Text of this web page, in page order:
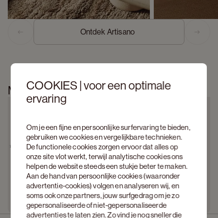
COOKIES | voor een optimale
ervaring
Om je een fijne en persoonlijke surfervaring te bieden,
gebruiken we cookies en vergelijkbare technieken.
De functionele cookies zorgen ervoor dat alles op
onze site vlot werkt, terwijl analytische cookies ons
helpen de website steeds een stukje beter te maken.
Aan de hand van persoonlijke cookies (waaronder
advertentie-cookies) volgen en analyseren wij, en
soms ook onze partners, jouw surfgedrag om je zo
gepersonaliseerde of niet-gepersonaliseerde
advertenties te laten zien. Zo vind je nog sneller die
Ontdek Artisano
Meer informatie